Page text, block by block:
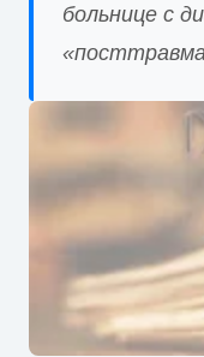
больнице с